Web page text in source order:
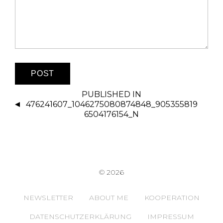
PUBLISHED IN
476241607_1046275080874848_905355819
6504176154_N
© 2026
NEWSLETTER ABOUT ME KOOPERATION
DATENSCHUTZERKLÄRUNG IMPRESSUM